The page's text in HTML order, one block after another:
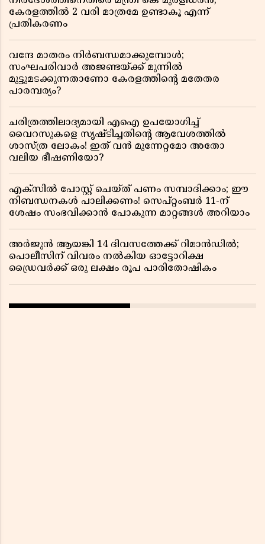
കേരളത്തിൽ 2 വരി മാത്രമേ ഉണ്ടാകൂ എന്ന്
പ്രതികരണം
വന്ദേ മാതരം നിർബന്ധമാക്കുമ്പോൾ;
സംഘപരിവാർ അജണ്ടയ്ക്ക് മുന്നിൽ
മുട്ടുമടക്കുന്നതാണോ കേരളത്തിന്റെ മതേതര
പാരമ്പര്യം?
ചരിത്രത്തിലാദ്യമായി എഐ ഉപയോഗിച്ച്
വൈറസുകളെ സൃഷ്ടിച്ചതിന്റെ ആവേശത്തിൽ
ശാസ്ത്ര ലോകം! ഇത് വൻ മുന്നേറ്റമോ അതോ
വലിയ ഭീഷണിയോ?
എക്സിൽ പോസ്റ്റ് ചെയ്ത് പണം സമ്പാദിക്കാം; ഈ
നിബന്ധനകൾ പാലിക്കണം! സെപ്റ്റംബർ 11-ന്
ശേഷം സംഭവിക്കാൻ പോകുന്ന മാറ്റങ്ങൾ അറിയാം
അർജുൻ ആയങ്കി 14 ദിവസത്തേക്ക് റിമാൻഡിൽ;
പൊലീസിന് വിവരം നൽകിയ ഓട്ടോറിക്ഷ
ഡ്രൈവർക്ക് ഒരു ലക്ഷം രൂപ പാരിതോഷികം